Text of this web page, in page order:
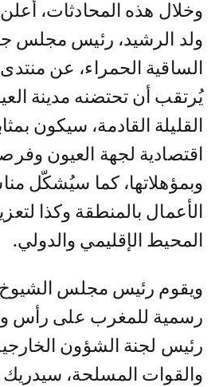
وخلال هذه المحادثات،
ولد الرشيد، رئيس مجلس
الساقية الحمراء، عن
يُرتقب أن تحتضنه مدينة
القليلة القادمة، سيكون
اقتصادية لجهة العيون
وبمؤهلاتها، كما سيُشكّل
الأعمال بالمنطقة وكذا
المحيط الإقليمي والدولي.
ويقوم رئيس مجلس الشيوخ
رسمية للمغرب على رأس
رئيس لجنة الشؤون
والقوات المسلحة،